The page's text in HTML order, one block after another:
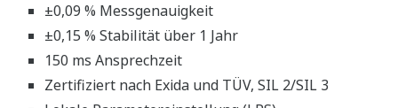
±0,09 % Messgenauigkeit
±0,15 % Stabilität über 1 Jahr
150 ms Ansprechzeit
Zertifiziert nach Exida und TÜV, SIL 2/SIL 3